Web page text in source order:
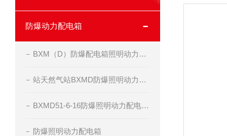
防爆动力配电箱
BXM（D）防爆配电箱照明动力开关箱定做制造
站天然气站BXMD防爆照明动力配电箱
BXMD51-6-16防爆照明动力配电箱-非标定做
防爆照明动力配电箱